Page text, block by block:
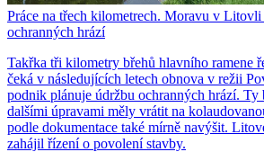
Práce na třech kilometrech. Moravu v Litovli
ochranných hrází
Takřka tři kilometry břehů hlavního ramene
čeká v následujících letech obnova v režii
podnik plánuje údržbu ochranných hrází. Ty
dalšími úpravami měly vrátit na
podle dokumentace také mírně navýšit.
zahájil řízení o povolení stavby.